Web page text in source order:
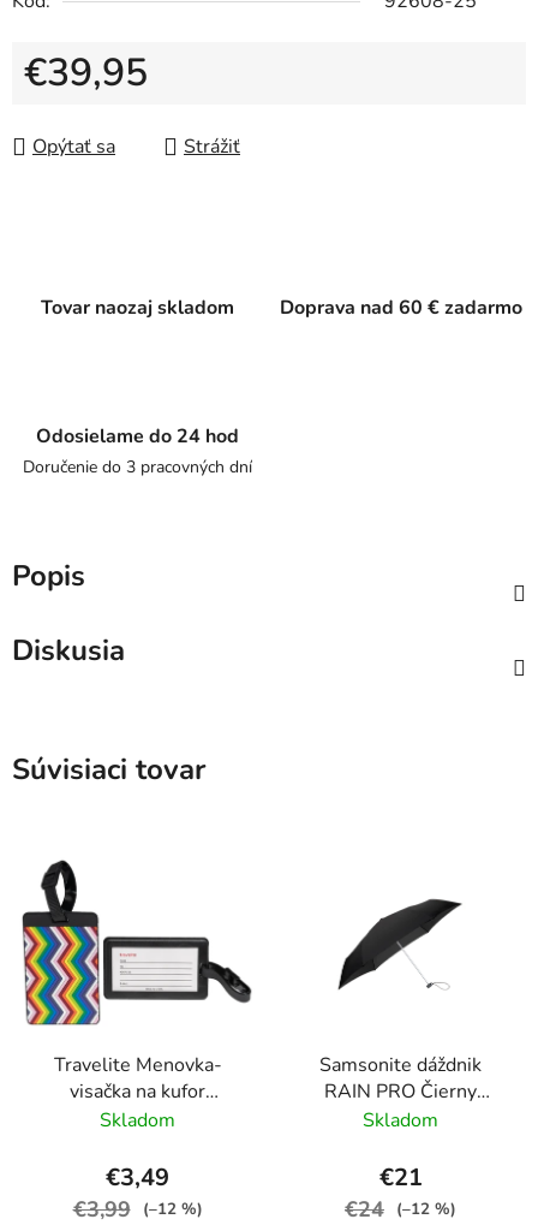
€39,95
Opýtať sa
Strážiť
Tovar naozaj skladom Doprava nad 60 € zadarmo
Odosielame do 24 hod
Doručenie do 3 pracovných dní
Popis
Diskusia
Súvisiaci tovar
Travelite Menovka-
visačka na kufor
Multicolor Waves
Skladom
€3,49
€3,99 (–12 %)
Samsonite dáždnik
RAIN PRO Čierny
skladací manuálny
Skladom
€21
€24 (–12 %)